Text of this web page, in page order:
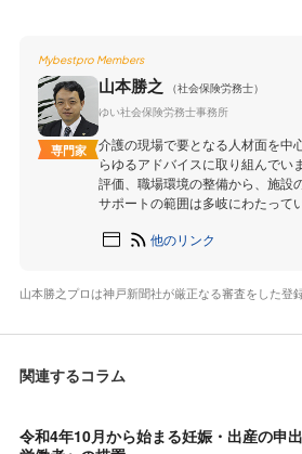
Mybestpro Members
専門家
山本勝之
（社会保険労務士）
ゆい社会保険労務士事務所
介護の現場で要となる人材面を中
らゆるアドバイスに取り組んでい
評価、職場環境の整備から、施設
サポートの範囲は多岐にわたって
他のリンク
山本勝之プロは神戸新聞社が厳正なる審査をした登
関連するコラム
令和4年10月から始まる妊娠・出産の申